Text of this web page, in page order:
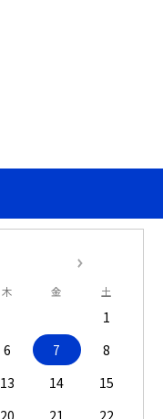
木 金 土
1
6 7
8
13 14
15
20 21
22